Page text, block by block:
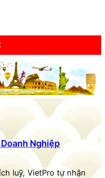
Nghiệp
luỹ, VietPro tự nhận